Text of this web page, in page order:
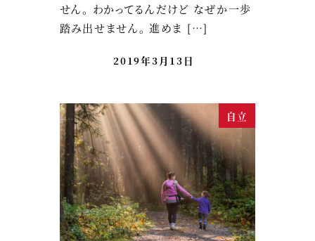
せん。 わかってるんだけど なぜか一歩
踏み出せません。 進めま […]
2019年3月13日
自立